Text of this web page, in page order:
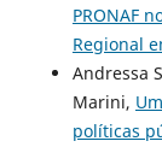
PRONAF
Regional
Andressa
Marini,
políticas